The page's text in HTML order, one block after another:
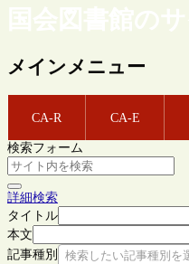
国会図書館の
メインメニュー
CA-R CA-E
検索フォーム
詳細検索
タイトル
本文
記事種別
検索したい記事種別を